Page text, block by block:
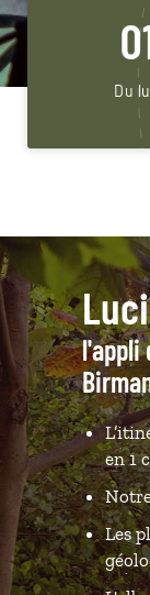
Du
l'appli
en 1
Les